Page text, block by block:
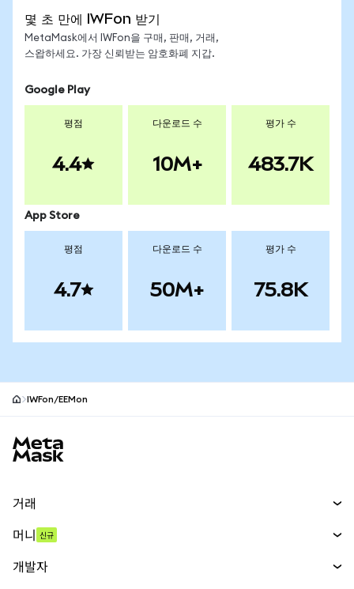
몇 초 만에 IWFon 받기
MetaMask에서 IWFon을 구매, 판매, 거래,
스왑하세요. 가장 신뢰받는 암호화폐 지갑.
Google Play
평점
4.4
다운로드 수
10M+
평가 수
483.7K
App Store
평점
4.7
다운로드 수
50M+
평가 수
75.8K
IWFon/EEMon
거래
무기한 선물
머니 신규
개발자